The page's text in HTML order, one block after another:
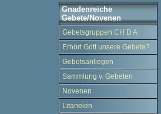
Gnadenreiche
Gebete/Novenen
Gebetsgruppen CH D A
Erhört Gott unsere Gebete?
Gebetsanliegen
Sammlung v. Gebeten
Novenen
Litaneien